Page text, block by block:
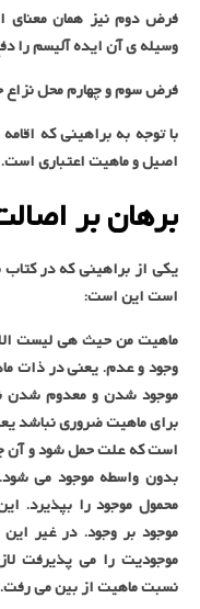
فرض دوم نیز همان معنای
وسیله ی آن ایده آلیسم را
فرض سوم و چهارم محل نزاع
با توجه به براهینی که
اصیل و ماهیت اعتباری
برهان بر
یکی از براهینی که در
است این است:
ماهیت من حیث هی لیست
وجود و عدم. یعنی در ذات
موجود شدن و معدوم شدن
برای ماهیت ضروری نباشد
است که علت حمل شود و آن
بدون واسطه موجود می
محمول موجود را بپذیرد.
موجود بر وجود. در غیر
موجودیت را می پذیرفت
نسبت ماهیت از بین می رفت.